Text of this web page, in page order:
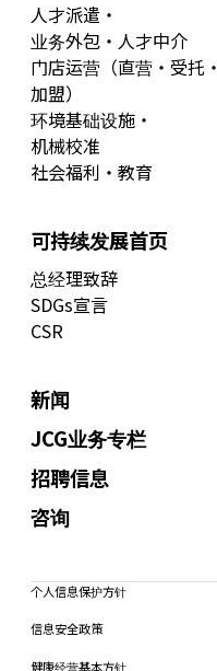
人才派遣・
业务外包・人才中介
门店运营（直营・受托・
加盟）
环境基础设施・
机械校准
社会福利・教育
可持续发展首页
总经理致辞
SDGs宣言
CSR
新闻
JCG业务专栏
招聘信息
咨询
个人信息保护方针
信息安全政策
健康经营基本方针